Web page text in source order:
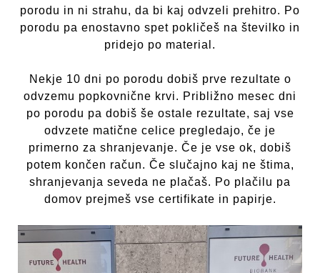
porodu in ni strahu, da bi kaj odvzeli prehitro. Po
porodu pa enostavno spet pokličeš na številko in
pridejo po material.
Nekje 10 dni po porodu dobiš prve rezultate o
odvzemu popkovnične krvi. Približno mesec dni
po porodu pa dobiš še ostale rezultate, saj vse
odvzete matične celice pregledajo, če je
primerno za shranjevanje. Če je vse ok, dobiš
potem končen račun. Če slučajno kaj ne štima,
shranjevanja seveda ne plačaš. Po plačilu pa
domov prejmeš vse certifikate in papirje.